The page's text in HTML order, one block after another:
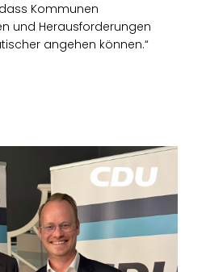
Kommunen
und Herausforderungen
angehen können.“